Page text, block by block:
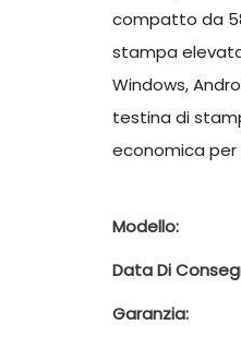
compatto da
stampa
Windows,
testina di
economica
Modello:
Data Di
Garanzia: